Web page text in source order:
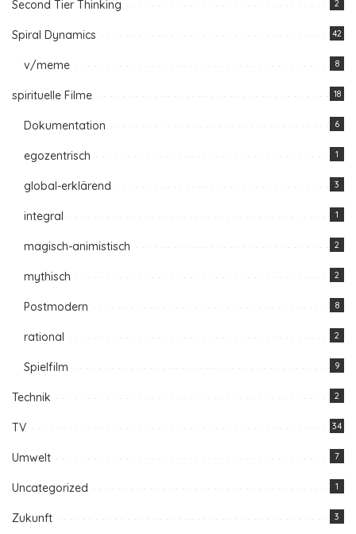
Second Tier Thinking 2
Spiral Dynamics 42
v/meme 8
spirituelle Filme 18
Dokumentation 6
egozentrisch 1
global-erklärend 3
integral 1
magisch-animistisch 2
mythisch 2
Postmodern 8
rational 2
Spielfilm 9
Technik 2
TV 34
Umwelt 7
Uncategorized 1
Zukunft 3